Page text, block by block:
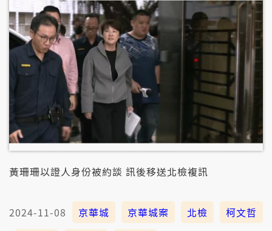
黃珊珊以證人身份被約談 訊後移送北檢複訊
2024-11-08 京華城 京華城案 北檢
柯文哲